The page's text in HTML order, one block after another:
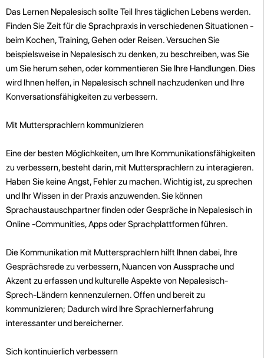
Das Lernen Nepalesisch sollte Teil Ihres täglichen Lebens werden.
Finden Sie Zeit für die Sprachpraxis in verschiedenen Situationen -
beim Kochen, Training, Gehen oder Reisen. Versuchen Sie
beispielsweise in Nepalesisch zu denken, zu beschreiben, was Sie
um Sie herum sehen, oder kommentieren Sie Ihre Handlungen. Dies
wird Ihnen helfen, in Nepalesisch schnell nachzudenken und Ihre
Konversationsfähigkeiten zu verbessern.
Mit Muttersprachlern kommunizieren
Eine der besten Möglichkeiten, um Ihre Kommunikationsfähigkeiten
zu verbessern, besteht darin, mit Muttersprachlern zu interagieren.
Haben Sie keine Angst, Fehler zu machen. Wichtig ist, zu sprechen
und Ihr Wissen in der Praxis anzuwenden. Sie können
Sprachaustauschpartner finden oder Gespräche in Nepalesisch in
Online -Communities, Apps oder Sprachplattformen führen.
Die Kommunikation mit Muttersprachlern hilft Ihnen dabei, Ihre
Gesprächsrede zu verbessern, Nuancen von Aussprache und
Akzent zu erfassen und kulturelle Aspekte von Nepalesisch-
Sprech-Ländern kennenzulernen. Offen und bereit zu
kommunizieren; Dadurch wird Ihre Sprachlernerfahrung
interessanter und bereicherner.
Sich kontinuierlich verbessern